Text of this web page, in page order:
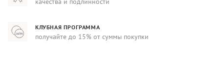
КЛУБНАЯ ПРОГРАММА
получайте до 15% от суммы покупки